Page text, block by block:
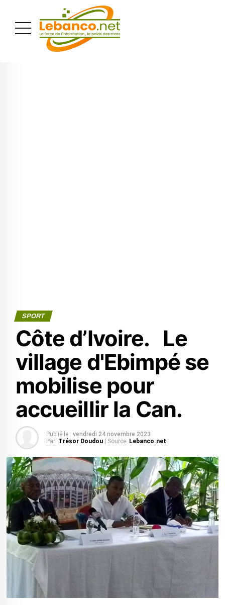
SPORT
Côte d’Ivoire. Le
village d'Ebimpé se
mobilise pour
accueillir la Can.
Publié le : vendredi 24 novembre 2023
Par: Trésor Doudou | Source: Lebanco.net